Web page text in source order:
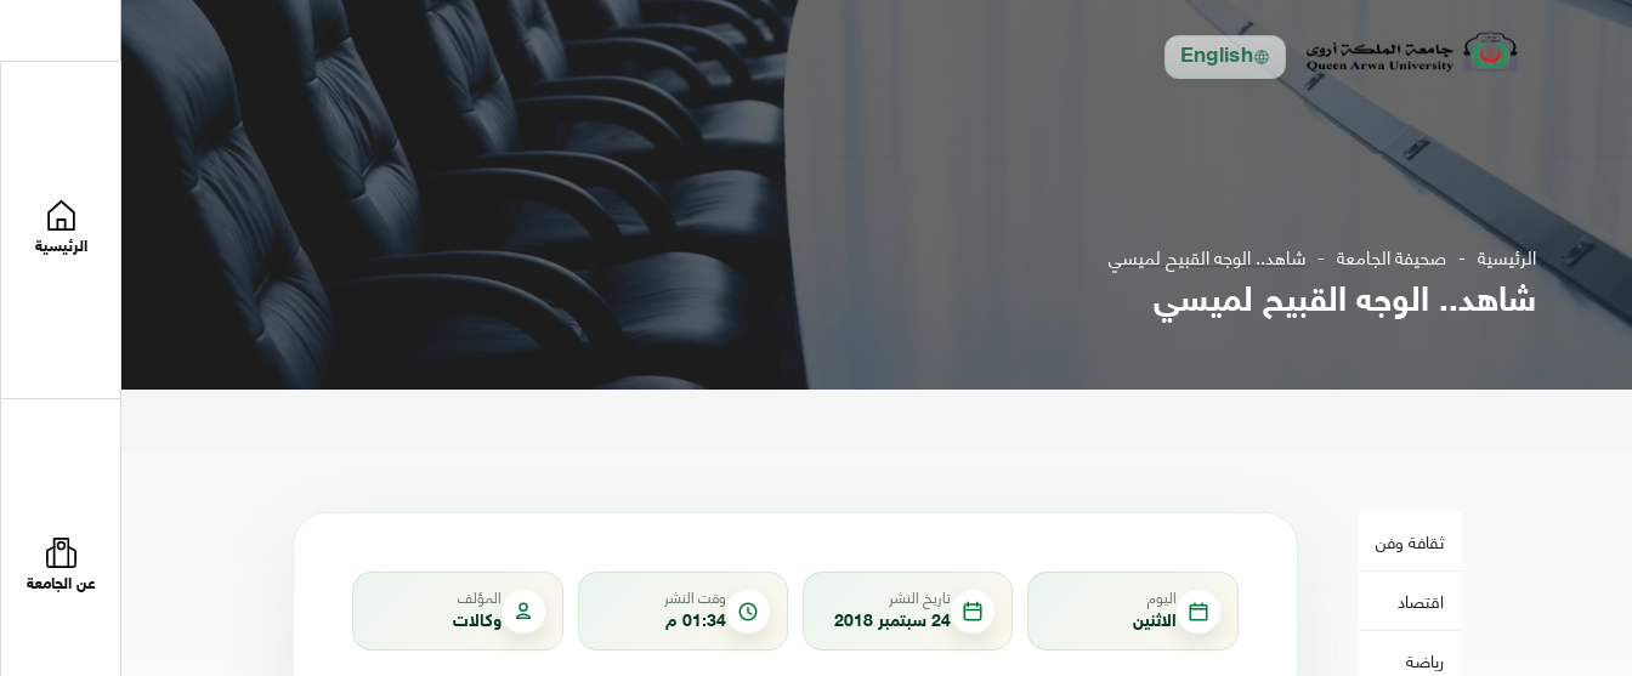
English
الرئيسية
عن الجامعة
الرئيسية صحيفة الجامعة شاهد.. الوجه القبيح لميسي
شاهد.. الوجه القبيح لميسي
ثقافة وفن
اقتصاد
رياضة
اليوم
الاثنين
تاريخ النشر
24 سبتمبر 2018
وقت النشر
01:34 م
المؤلف
وكالات